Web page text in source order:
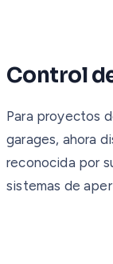
Control
Para proyectos
garages, ahora
reconocida por
sistemas de